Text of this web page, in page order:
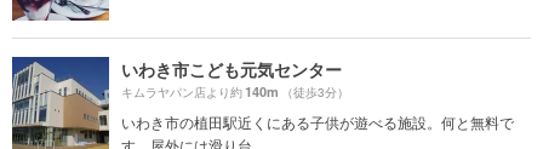
いわき市こども元気センター
キムラヤパン店より約140m （徒歩3分）
いわき市の植田駅近くにある子供が遊べる施設。何と無料で
す。屋外には滑り台...